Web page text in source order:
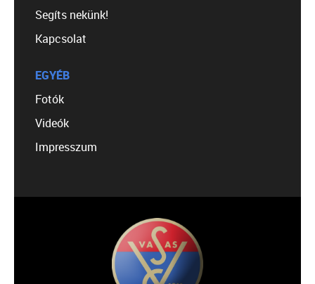
Segíts nekünk!
Kapcsolat
EGYÉB
Fotók
Videók
Impresszum